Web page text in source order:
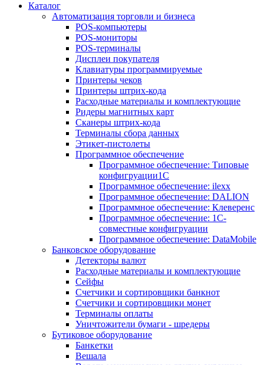
Каталог
Автоматизация торговли и бизнеса
POS-компьютеры
POS-мониторы
POS-терминалы
Дисплеи покупателя
Клавиатуры программируемые
Принтеры чеков
Принтеры штрих-кода
Расходные материалы и комплектующие
Ридеры магнитных карт
Сканеры штрих-кода
Терминалы сбора данных
Этикет-пистолеты
Программное обеспечение
Программное обеспечение: Типовые
конфигруации1С
Программное обеспечение: ilexx
Программное обеспечение: DALION
Программное обеспечение: Клеверенс
Программное обеспечение: 1С-
совместные конфигруации
Программное обеспечение: DataMobile
Банковское оборудование
Детекторы валют
Расходные материалы и комплектующие
Сейфы
Счетчики и сортировщики банкнот
Счетчики и сортировщики монет
Терминалы оплаты
Уничтожители бумаги - шредеры
Бутиковое оборудование
Банкетки
Вешала